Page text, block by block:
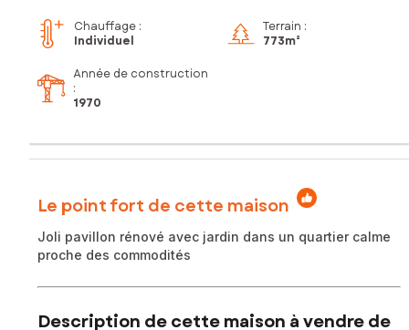
Chauffage :
Individuel
Terrain :
773m²
Année de construction
:
1970
Le point fort de cette maison
Joli pavillon rénové avec jardin dans un quartier calme
proche des commodités
Description de cette maison à vendre de